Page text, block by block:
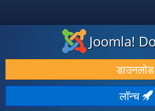
डाउनलोड करें और बढ़ाएं
खोजें और जानें
सामुदायिक समर्थन
Joomla!
डाउनलोड
लॉन्च